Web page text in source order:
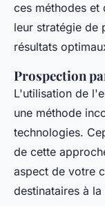
ces méthodes et
leur stratégie de
résultats
Prospection
L'utilisation de
une méthode
technologies.
de cette
aspect de votre
destinataires à